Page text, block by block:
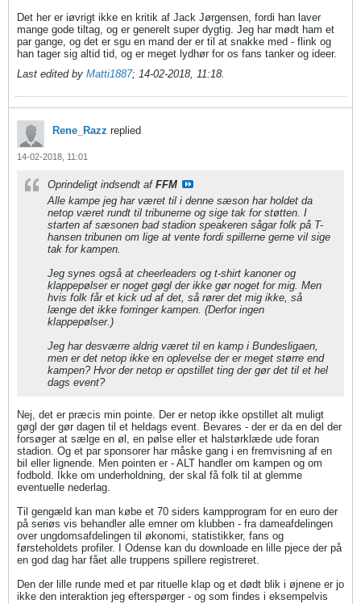
Det her er iøvrigt ikke en kritik af Jack Jørgensen, fordi han laver
mange gode tiltag, og er generelt super dygtig. Jeg har mødt ham et
par gange, og det er sgu en mand der er til at snakke med - flink og
han tager sig altid tid, og er meget lydhør for os fans tanker og ideer.
Last edited by Matti1887; 14-02-2018, 11:18.
Rene_Razz replied
14-02-2018, 11:01
Oprindeligt indsendt af FFM
Alle kampe jeg har været til i denne sæson har holdet da
netop været rundt til tribunerne og sige tak for støtten. I
starten af sæsonen bad stadion speakeren sågar folk på T-
hansen tribunen om lige at vente fordi spillerne gerne vil sige
tak for kampen.
Jeg synes også at cheerleaders og t-shirt kanoner og
klappepølser er noget gøgl der ikke gør noget for mig. Men
hvis folk får et kick ud af det, så rører det mig ikke, så
længe det ikke forringer kampen. (Derfor ingen
klappepølser.)
Jeg har desværre aldrig været til en kamp i Bundesligaen,
men er det netop ikke en oplevelse der er meget større end
kampen? Hvor der netop er opstillet ting der gør det til et hel
dags event?
Nej, det er præcis min pointe. Der er netop ikke opstillet alt muligt
gøgl der gør dagen til et heldags event. Bevares - der er da en del der
forsøger at sælge en øl, en pølse eller et halstørklæde ude foran
stadion. Og et par sponsorer har måske gang i en fremvisning af en
bil eller lignende. Men pointen er - ALT handler om kampen og om
fodbold. Ikke om underholdning, der skal få folk til at glemme
eventuelle nederlag.
Til gengæld kan man købe et 70 siders kampprogram for en euro der
på seriøs vis behandler alle emner om klubben - fra dameafdelingen
over ungdomsafdelingen til økonomi, statistikker, fans og
førsteholdets profiler. I Odense kan du downloade en lille pjece der på
en god dag har fået alle truppens spillere registreret.
Den der lille runde med et par rituelle klap og et dødt blik i øjnene er jo
ikke den interaktion jeg efterspørger - og som findes i eksempelvis